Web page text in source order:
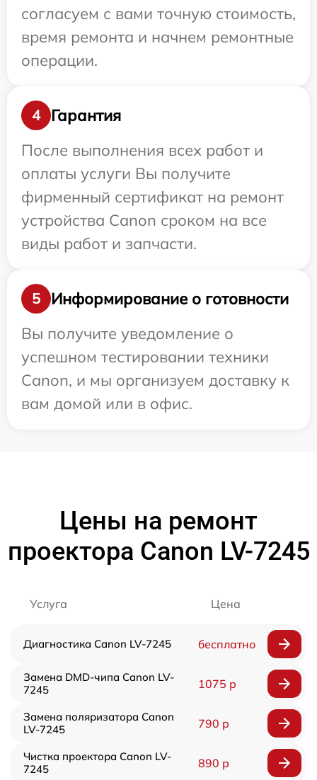
согласуем с вами точную стоимость,
время ремонта и начнем ремонтные
операции.
4
Гарантия
После выполнения всех работ и
оплаты услуги Вы получите
фирменный сертификат на ремонт
устройства Canon сроком на все
виды работ и запчасти.
5
Информирование о готовности
Вы получите уведомление о
успешном тестировании техники
Canon, и мы организуем доставку к
вам домой или в офис.
Цены на ремонт
проектора Canon LV-7245
Услуга Цена
Диагностика Canon LV-7245 бесплатно
Замена DMD-чипа Canon LV-
7245
1075 р
Замена поляризатора Canon
LV-7245
790 р
Чистка проектора Canon LV-
7245
890 р